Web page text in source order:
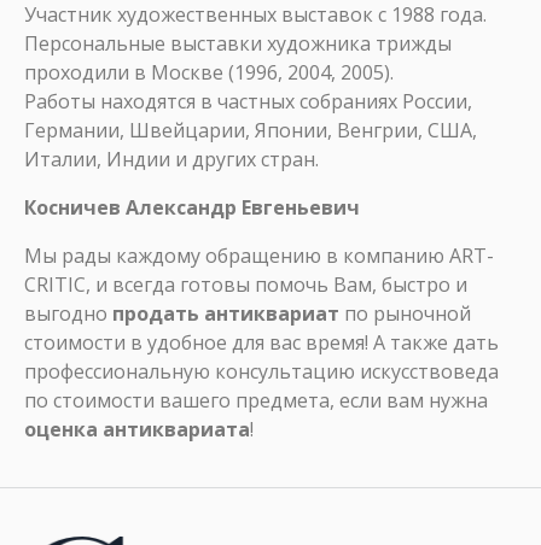
Участник художественных выставок с 1988 года.
Персональные выставки художника трижды
проходили в Москве (1996, 2004, 2005).
Работы находятся в частных собраниях России,
Германии, Швейцарии, Японии, Венгрии, США,
Италии, Индии и других стран.
Косничев Александр Евгеньевич
Мы рады каждому обращению в компанию ART-
CRITIC, и всегда готовы помочь Вам, быстро и
выгодно продать антиквариат по рыночной
стоимости в удобное для вас время! А также дать
профессиональную консультацию искусствоведа
по стоимости вашего предмета, если вам нужна
оценка антиквариата!